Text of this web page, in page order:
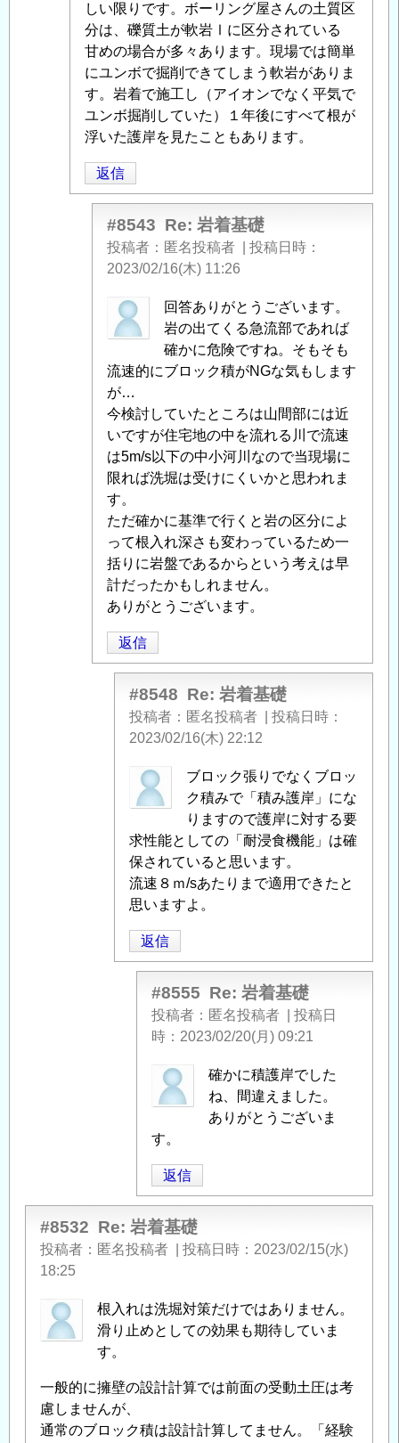
の
返
信
しい限りです。ボーリング屋さんの土質区
分は、礫質土が軟岩Ⅰに区分されている
甘めの場合が多々あります。現場では簡単
にユンボで掘削できてしまう軟岩がありま
す。岩着で施工し（アイオンでなく平気で
ユンボ掘削していた）１年後にすべて根が
浮いた護岸を見たこともあります。
返信
#8543 Re: 岩着基礎
投稿者 匿名投稿者
投稿日時
2023/02/16(木) 11:26
匿
名
稿
者
に
よ
る
「Re:
岩
着
基
礎」
へ
の
信
回答ありがとうございます。
岩の出てくる急流部であれば
確かに危険ですね。そもそも
流速的にブロック積がNGな気もします
が…
今検討していたところは山間部には近
いですが住宅地の中を流れる川で流速
は5m/s以下の中小河川なので当現場に
限れば洗堀は受けにくいかと思われま
す。
ただ確かに基準で行くと岩の区分によ
って根入れ深さも変わっているため一
括りに岩盤であるからという考えは早
計だったかもしれません。
ありがとうございます。
返信
#8548 Re: 岩着基礎
投稿者 匿名投稿者
投稿日時
2023/02/16(木) 22:12
匿
名
稿
者
に
よ
「Re:
岩
」
ブロック張りでなくブロッ
ク積みで「積み護岸」にな
りますので護岸に対する要
求性能としての「耐浸食機能」は確
保されていると思います。
流速８ｍ/sあたりまで適用できたと
思いますよ。
返信
#8555 Re: 岩着基礎
投稿者 匿名投稿者
投稿日
時
2023/02/20(月) 09:21
匿
名
稿
に
よ
る
「Re:
基
礎 」
返
確かに積護岸でした
ね、間違えました。
ありがとうございま
す。
返信
#8532 Re: 岩着基礎
投稿者 匿名投稿者 投稿日時
2023/02/15(水)
18:25
根入れは洗堀対策だけではありません。
滑り止めとしての効果も期待していま
す。
一般的に擁壁の設計計算では前面の受動土圧は考
慮しませんが、
通常のブロック積は設計計算してません。「経験